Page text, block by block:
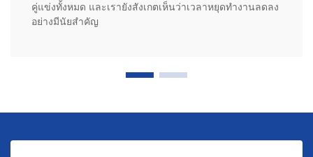
คู่แข่งทั้งหมด และเรายังสังเกตเห็นว่าเวลาหยุดทำงานลดลง
อย่างมีนัยสำคัญ